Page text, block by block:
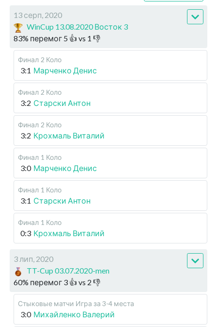
13 серп, 2020
WinCup 13.08.2020 Восток 3
83% перемог 5 👍 vs 1 👎
Финал 2 Коло
3:1 Марченко Денис
Финал 2 Коло
3:2 Старски Антон
Финал 2 Коло
3:2 Крохмаль Виталий
Финал 1 Коло
3:0 Марченко Денис
Финал 1 Коло
3:1 Старски Антон
Финал 1 Коло
0:3 Крохмаль Виталий
3 лип, 2020
TT-Cup 03.07.2020-men
60% перемог 3 👍 vs 2 👎
Стыковые матчи Игра за 3-4 места
3:0 Михайленко Валерий